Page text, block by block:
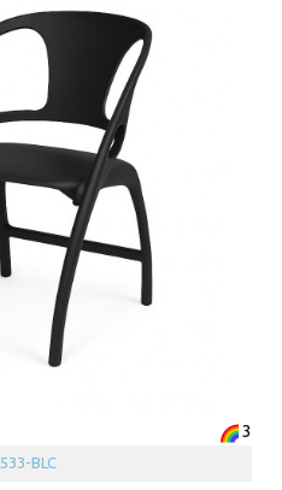
3
BLC